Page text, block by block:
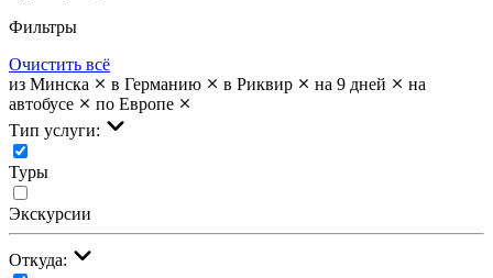
Фильтры
Очистить всё
из Минска
в Германию в Риквир на 9 дней
на
автобусе
по Европе
Тип услуги:
Туры
Экскурсии
Откуда: